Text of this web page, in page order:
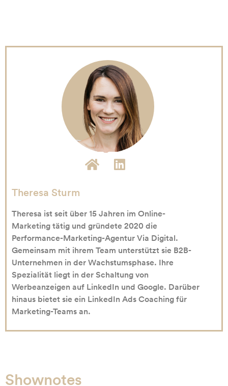
Theresa Sturm
Theresa ist seit über 15 Jahren im Online-
Marketing tätig und gründete 2020 die
Performance-Marketing-Agentur Via Digital.
Gemeinsam mit ihrem Team unterstützt sie B2B-
Unternehmen in der Wachstumsphase. Ihre
Spezialität liegt in der Schaltung von
Werbeanzeigen auf LinkedIn und Google. Darüber
hinaus bietet sie ein LinkedIn Ads Coaching für
Marketing-Teams an.
Shownotes